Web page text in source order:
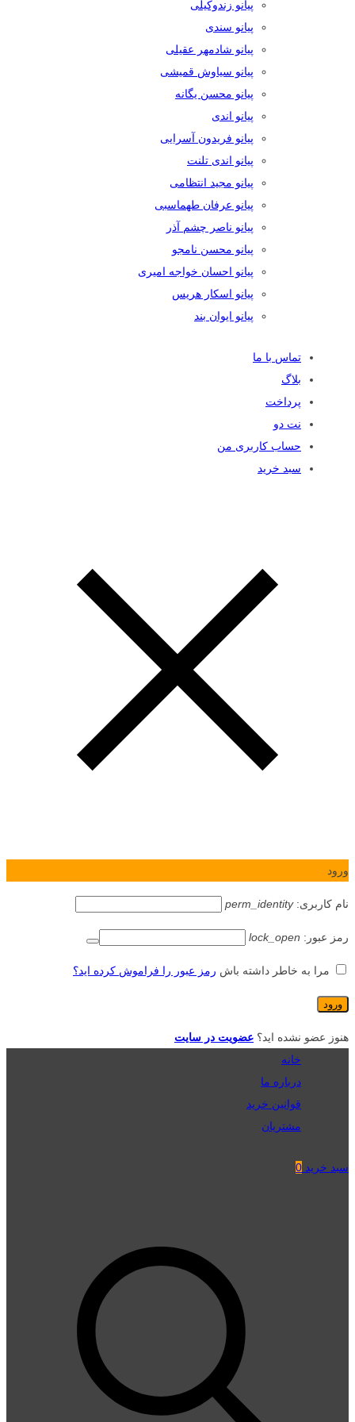
پیانو زندوکیلی
پیانو سندی
پیانو شادمهر عقیلی
پیانو سیاوش قمیشی
پیانو محسن یگانه
پیانو اندی
پیانو فریدون آسرایی
پیانو اندی تلنت
پیانو مجید انتظامی
پیانو عرفان طهماسبی
پیانو ناصر چشم آذر
پیانو محسن نامجو
پیانو احسان خواجه امیری
پیانو اسکار هریس
پیانو ایوان بند
تماس با ما
بلاگ
پرداخت
نت دو
حساب کاربری من
سبد خرید
ورود
نام کاربری:perm_identity
رمز عبور: lock_open
مرا به خاطر داشته باش رمز عبور را فراموش کرده اید؟
هنوز عضو نشده اید؟ عضویت در سایت
خانه
درباره ما
قوانین خرید
مشتریان
سبد خرید 0